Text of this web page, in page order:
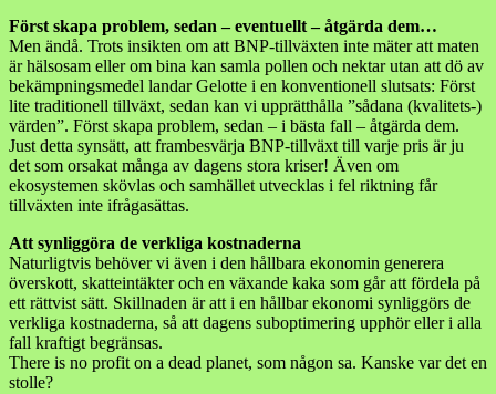
Först skapa problem, sedan – eventuellt – åtgärda dem…
Men ändå. Trots insikten om att BNP-tillväxten inte mäter att maten
är hälsosam eller om bina kan samla pollen och nektar utan att dö av
bekämpningsmedel landar Gelotte i en konventionell slutsats: Först
lite traditionell tillväxt, sedan kan vi upprätthålla ”sådana (kvalitets-)
värden”. Först skapa problem, sedan – i bästa fall – åtgärda dem.
Just detta synsätt, att frambesvärja BNP-tillväxt till varje pris är ju
det som orsakat många av dagens stora kriser! Även om
ekosystemen skövlas och samhället utvecklas i fel riktning får
tillväxten inte ifrågasättas.
Att synliggöra de verkliga kostnaderna
Naturligtvis behöver vi även i den hållbara ekonomin generera
överskott, skatteintäkter och en växande kaka som går att fördela på
ett rättvist sätt. Skillnaden är att i en hållbar ekonomi synliggörs de
verkliga kostnaderna, så att dagens suboptimering upphör eller i alla
fall kraftigt begränsas.
There is no profit on a dead planet, som någon sa. Kanske var det en
stolle?